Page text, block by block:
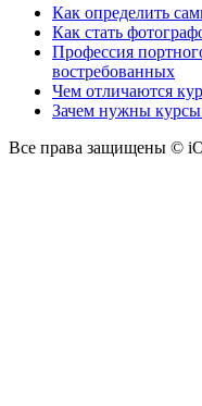
Как определить
Как стать
Профессия
востребованных
Чем отличаются
Зачем нужны
Все права защищены ©